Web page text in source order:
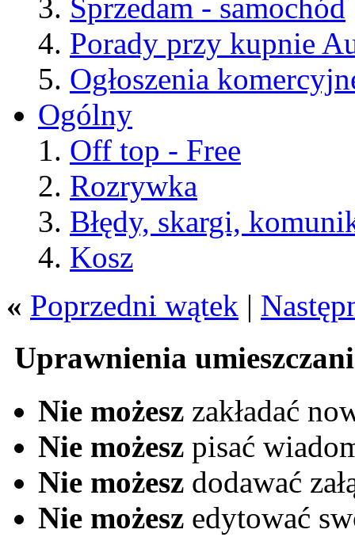
Sprzedam - samochód
Porady przy kupnie
Ogłoszenia
Ogólny
Off top - Free
Rozrywka
Błędy, skargi,
Kosz
« Poprzedni wątek |
Uprawnienia
Nie możesz zakładać
Nie możesz pisać
Nie możesz dodawać
Nie możesz edytować